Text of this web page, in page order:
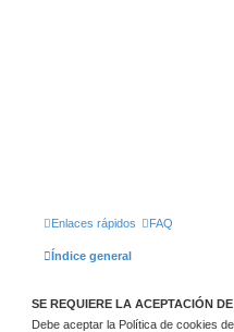
Enlaces rápidos FAQ
Índice general
SE REQUIERE LA ACEPTACIÓN
Debe aceptar la Política de cookies